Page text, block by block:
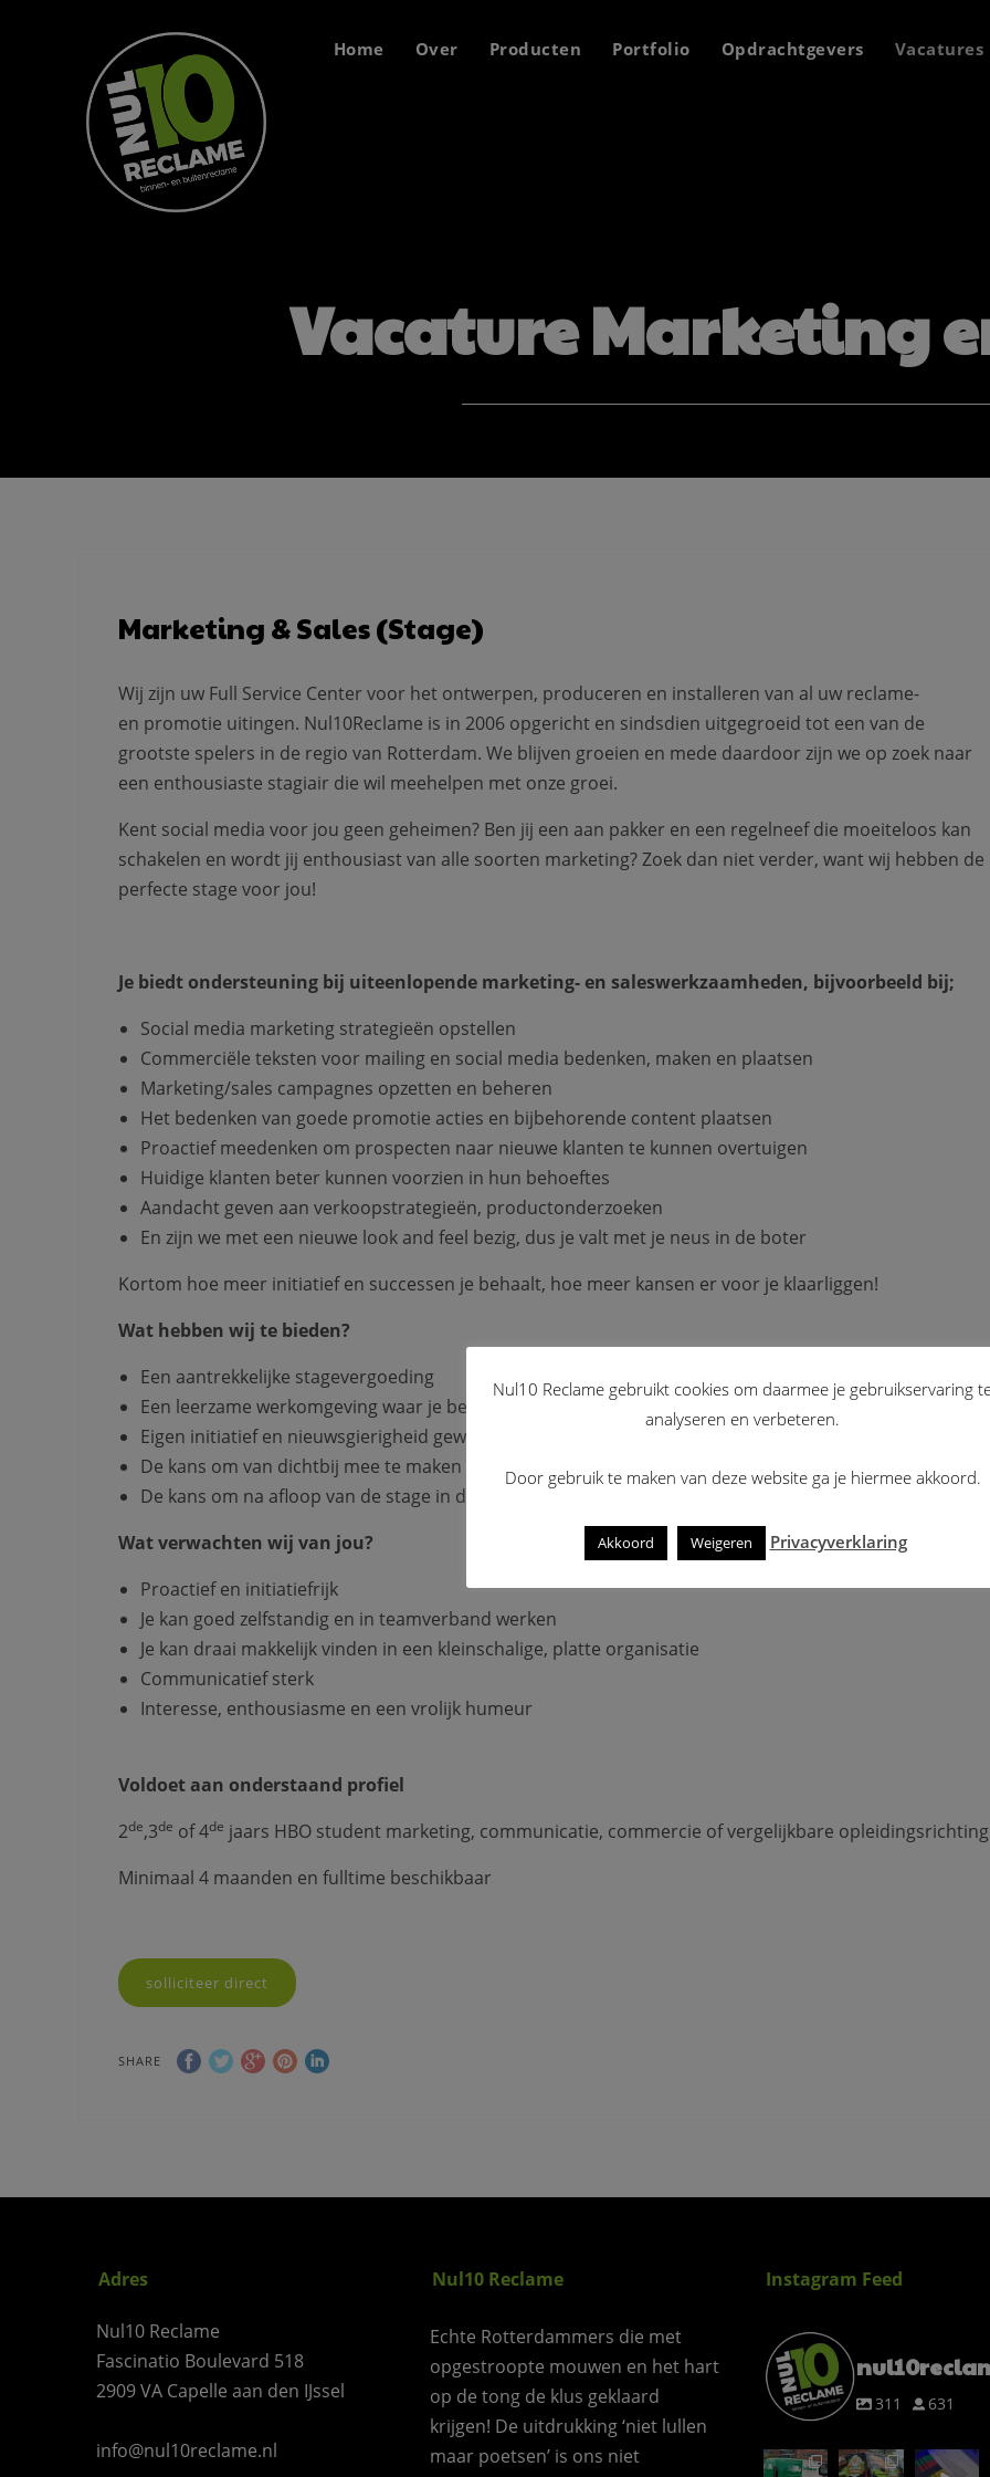
Home Over Producten Portfolio Opdrachtgevers Vacatures
Vacature Marketing
Marketing & Sales (Stage)
Wij zijn uw Full Service Center voor het ontwerpen, produceren en installeren van al uw reclame-
en promotie uitingen. Nul10Reclame is in 2006 opgericht en sindsdien uitgegroeid tot een van de
grootste spelers in de regio van Rotterdam. We blijven groeien en mede daardoor zijn we op zoek naar
een enthousiaste stagiair die wil meehelpen met onze groei.
Kent social media voor jou geen geheimen? Ben jij een aan pakker en een regelneef die moeiteloos kan
schakelen en wordt jij enthousiast van alle soorten marketing? Zoek dan niet verder, want wij hebben de
perfecte stage voor jou!
Je biedt ondersteuning bij uiteenlopende marketing- en saleswerkzaamheden, bijvoorbeeld bij;
Social media marketing strategieën opstellen
Commerciële teksten voor mailing en social media bedenken, maken en plaatsen
Marketing/sales campagnes opzetten en beheren
Het bedenken van goede promotie acties en bijbehorende content plaatsen
Proactief meedenken om prospecten naar nieuwe klanten te kunnen overtuigen
Huidige klanten beter kunnen voorzien in hun behoeftes
Aandacht geven aan verkoopstrategieën, productonderzoeken
En zijn we met een nieuwe look and feel bezig, dus je valt met je neus in de boter
Kortom hoe meer initiatief en successen je behaalt, hoe meer kansen er voor je klaarliggen!
Wat hebben wij te bieden?
Een aantrekkelijke stagevergoeding
Een leerzame werkomgeving waar je begeleid zal worden
Eigen initiatief en nieuwsgierigheid gewaardeerd worden
De kans om van dichtbij mee te maken wat er komt kijken bij een onderneming
De kans om na afloop van de stage in dienst te blijven, bijvoorbeeld als bijbaan of een junior functie
Wat verwachten wij van jou?
Proactief en initiatiefrijk
Je kan goed zelfstandig en in teamverband werken
Je kan draai makkelijk vinden in een kleinschalige, platte organisatie
Communicatief sterk
Interesse, enthousiasme en een vrolijk humeur
Voldoet aan onderstaand profiel
2de,3de of 4de jaars HBO student marketing, communicatie, commercie of vergelijkbare opleidingsrichting
Minimaal 4 maanden en fulltime beschikbaar
solliciteer direct
SHARE
Adres
Nul10 Reclame
Fascinatio Boulevard 518
2909 VA Capelle aan den IJssel
info@nul10reclame.nl
Nul10 Reclame
Echte Rotterdammers die met
opgestroopte mouwen en het hart
op de tong de klus geklaard
krijgen! De uitdrukking ‘niet lullen
maar poetsen’ is ons niet
Instagram Feed
311 631
Nul10 Reclame gebruikt cookies om daarmee je gebruikservaring
analyseren en verbeteren.
Door gebruik te maken van deze website ga je hiermee akkoord.
Akkoord Weigeren Privacyverklaring